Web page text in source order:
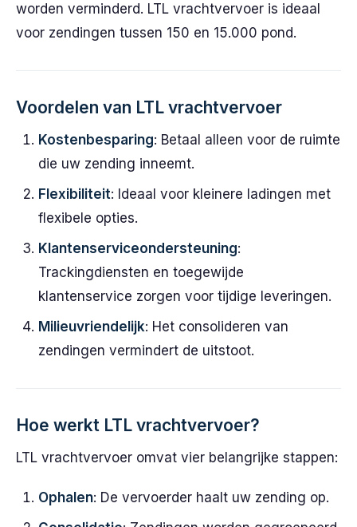
worden verminderd. LTL vrachtvervoer is ideaal
voor zendingen tussen 150 en 15.000 pond.
Voordelen van LTL vrachtvervoer
Kostenbesparing: Betaal alleen voor de ruimte
die uw zending inneemt.
Flexibiliteit: Ideaal voor kleinere ladingen met
flexibele opties.
Klantenserviceondersteuning:
Trackingdiensten en toegewijde
klantenservice zorgen voor tijdige leveringen.
Milieuvriendelijk: Het consolideren van
zendingen vermindert de uitstoot.
Hoe werkt LTL vrachtvervoer?
LTL vrachtvervoer omvat vier belangrijke stappen:
Ophalen: De vervoerder haalt uw zending op.